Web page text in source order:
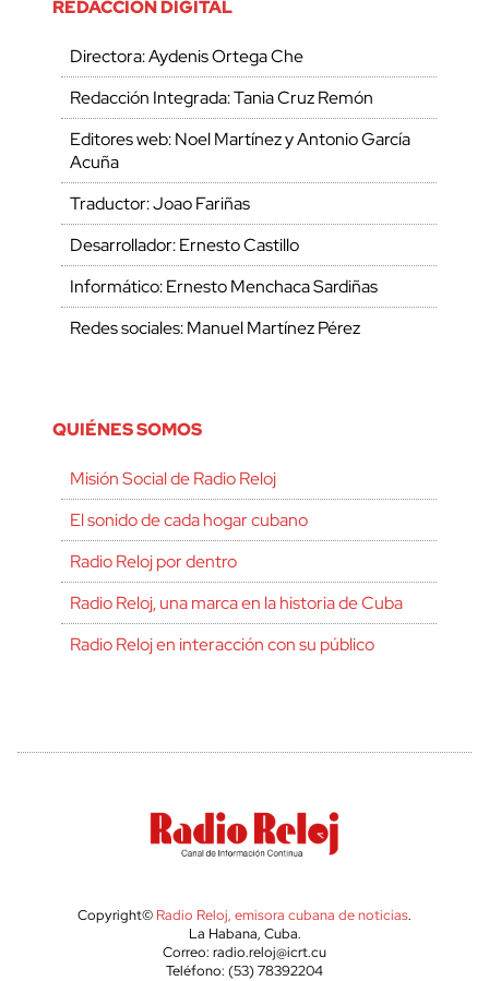
REDACCIÓN DIGITAL
Directora: Aydenis Ortega Che
Redacción Integrada: Tania Cruz Remón
Editores web: Noel Martínez y Antonio García
Acuña
Traductor: Joao Fariñas
Desarrollador: Ernesto Castillo
Informático: Ernesto Menchaca Sardiñas
Redes sociales: Manuel Martínez Pérez
QUIÉNES SOMOS
Misión Social de Radio Reloj
El sonido de cada hogar cubano
Radio Reloj por dentro
Radio Reloj, una marca en la historia de Cuba
Radio Reloj en interacción con su público
Copyright© Radio Reloj, emisora cubana de noticias.
La Habana, Cuba.
Correo: radio.reloj@icrt.cu
Teléfono: (53) 78392204